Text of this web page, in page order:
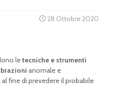
28 Ottobre 2020
letecniche e strumenti
anomale e
fine di prevedere il probabile